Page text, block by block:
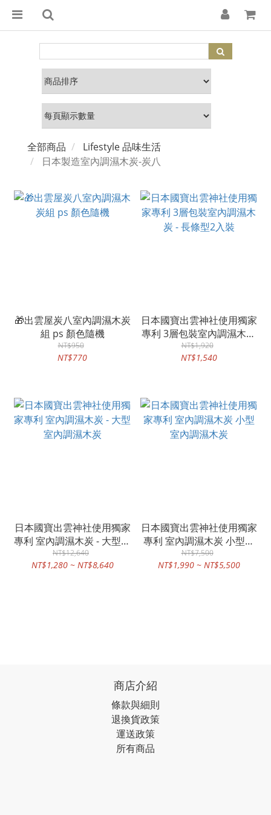
全部商品
Lifestyle 品味生活
日本製造室內調濕木炭-炭八
🎁出雲屋炭八室內調濕木炭
組 ps 顏色隨機
NT$950
NT$770
日本國寶出雲神社使用獨家
專利 3層包裝室內調濕木炭
- 長條型2入裝
NT$1,920
NT$1,540
日本國寶出雲神社使用獨家
專利 室內調濕木炭 - 大型室
內調濕木炭
NT$12,640
NT$1,280 ~ NT$8,640
日本國寶出雲神社使用獨家
專利 室內調濕木炭 小型室
內調濕木炭
NT$7,500
NT$1,990 ~ NT$5,500
商店介紹
條款與細則
退換貨政策
運送政策
所有商品